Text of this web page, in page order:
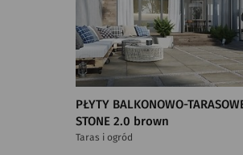
PŁYTY BALKONOWO-
STONE 2.0 brown
Taras i ogród